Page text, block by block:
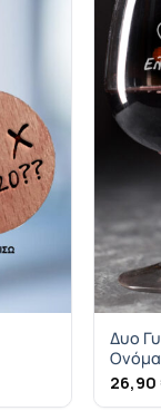
Δυο
26,90